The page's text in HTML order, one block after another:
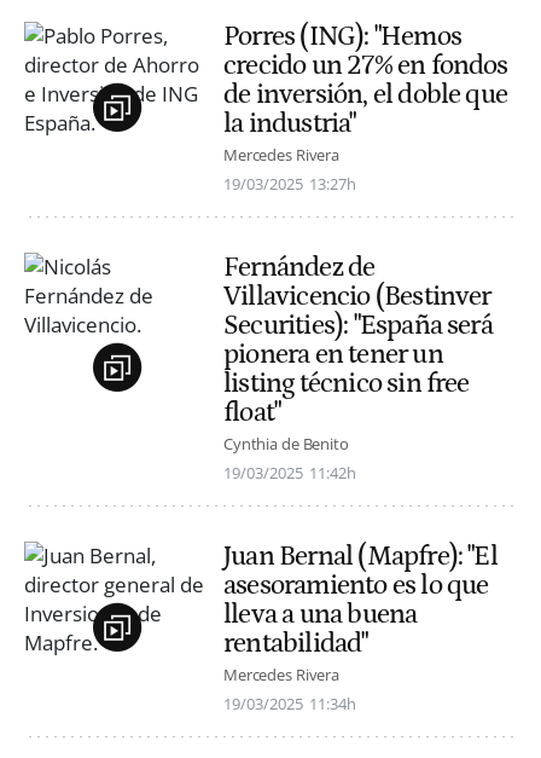
Porres (ING): "Hemos
crecido un 27% en fondos
de inversión, el doble que
la industria"
Mercedes Rivera
19/03/2025 13:27h
Fernández de
Villavicencio (Bestinver
Securities): "España será
pionera en tener un
listing técnico sin free
float"
Cynthia de Benito
19/03/2025 11:42h
Juan Bernal (Mapfre): "El
asesoramiento es lo que
lleva a una buena
rentabilidad"
Mercedes Rivera
19/03/2025 11:34h